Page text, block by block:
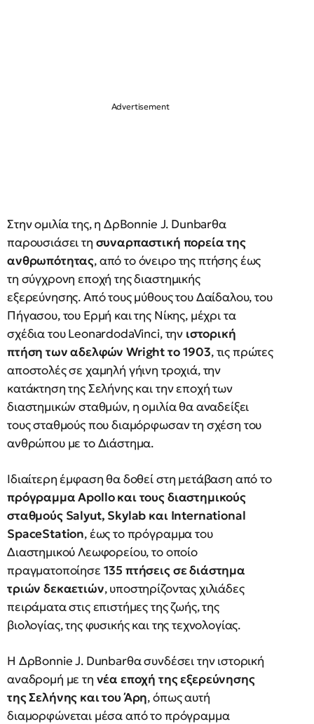
Στην ομιλία της, η ΔρBonnie J. Dunbarθα
παρουσιάσει τη συναρπαστική πορεία της
ανθρωπότητας, από το όνειρο της πτήσης έως
τη σύγχρονη εποχή της διαστημικής
εξερεύνησης. Από τους μύθους του Δαίδαλου, του
Πήγασου, του Ερμή και της Νίκης, μέχρι τα
σχέδια του LeonardodaVinci, την ιστορική
πτήση των αδελφών Wright το 1903, τις πρώτες
αποστολές σε χαμηλή γήινη τροχιά, την
κατάκτηση της Σελήνης και την εποχή των
διαστημικών σταθμών, η ομιλία θα αναδείξει
τους σταθμούς που διαμόρφωσαν τη σχέση του
ανθρώπου με το Διάστημα.
Ιδιαίτερη έμφαση θα δοθεί στη μετάβαση από το
πρόγραμμα Apollo και τους διαστημικούς
σταθμούς Salyut, Skylab και International
SpaceStation, έως το πρόγραμμα του
Διαστημικού Λεωφορείου, το οποίο
πραγματοποίησε 135 πτήσεις σε διάστημα
τριών δεκαετιών, υποστηρίζοντας χιλιάδες
πειράματα στις επιστήμες της ζωής, της
βιολογίας, της φυσικής και της τεχνολογίας.
Η ΔρBonnie J. Dunbarθα συνδέσει την ιστορική
αναδρομή με τη νέα εποχή της εξερεύνησης
της Σελήνης και του Άρη, όπως αυτή
διαμορφώνεται μέσα από το πρόγραμμα